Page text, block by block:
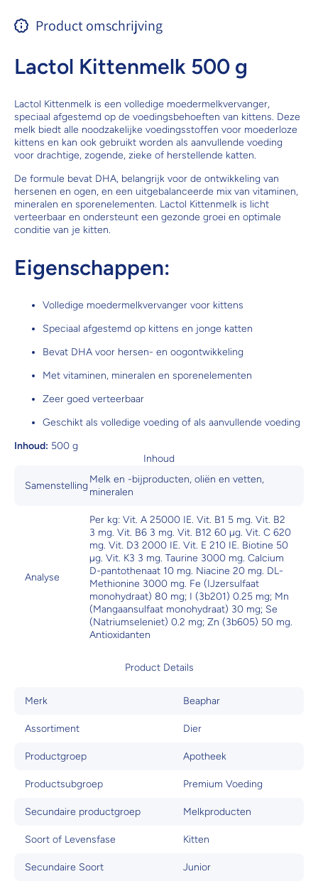
Product omschrijving
Lactol Kittenmelk 500 g
Lactol Kittenmelk is een volledige moedermelkvervanger,
speciaal afgestemd op de voedingsbehoeften van kittens. Deze
melk biedt alle noodzakelijke voedingsstoffen voor moederloze
kittens en kan ook gebruikt worden als aanvullende voeding
voor drachtige, zogende, zieke of herstellende katten.
De formule bevat DHA, belangrijk voor de ontwikkeling van
hersenen en ogen, en een uitgebalanceerde mix van vitaminen,
mineralen en sporenelementen. Lactol Kittenmelk is licht
verteerbaar en ondersteunt een gezonde groei en optimale
conditie van je kitten.
Eigenschappen:
Volledige moedermelkvervanger voor kittens
Speciaal afgestemd op kittens en jonge katten
Bevat DHA voor hersen- en oogontwikkeling
Met vitaminen, mineralen en sporenelementen
Zeer goed verteerbaar
Geschikt als volledige voeding of als aanvullende voeding
Inhoud: 500 g
Inhoud
Samenstelling
Melk en -bijproducten, oliën en vetten,
mineralen
Analyse
Per kg: Vit. A 25000 IE. Vit. B1 5 mg. Vit. B2
3 mg. Vit. B6 3 mg. Vit. B12 60 µg. Vit. C 620
mg. Vit. D3 2000 IE. Vit. E 210 IE. Biotine 50
µg. Vit. K3 3 mg. Taurine 3000 mg. Calcium
D-pantothenaat 10 mg. Niacine 20 mg. DL-
Methionine 3000 mg. Fe (IJzersulfaat
monohydraat) 80 mg; I (3b201) 0.25 mg; Mn
(Mangaansulfaat monohydraat) 30 mg; Se
(Natriumseleniet) 0.2 mg; Zn (3b605) 50 mg.
Antioxidanten
Product Details
Merk Beaphar
Assortiment Dier
Productgroep Apotheek
Productsubgroep Premium Voeding
Secundaire productgroep Melkproducten
Soort of Levensfase Kitten
Secundaire Soort Junior